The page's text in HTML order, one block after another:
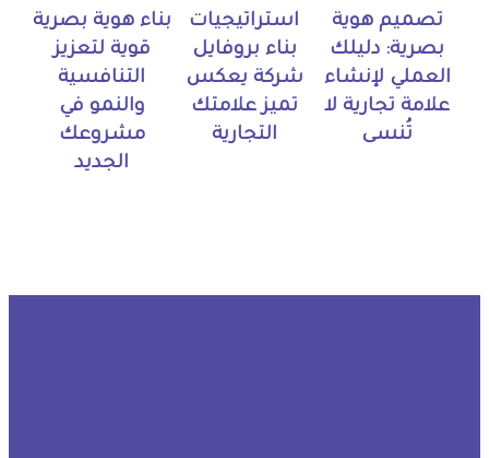
تصميم هوية
بصرية: دليلك
العملي لإنشاء
علامة تجارية لا
تُنسى
استراتيجيات
بناء بروفايل
شركة يعكس
تميز علامتك
التجارية
بناء هوية بصرية
قوية لتعزيز
التنافسية
والنمو في
مشروعك
الجديد